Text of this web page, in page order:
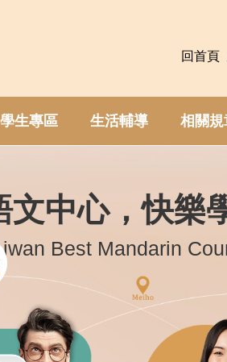
回首頁
學生專區 生活輔導 相關規
中心，快樂
Best Mandarin